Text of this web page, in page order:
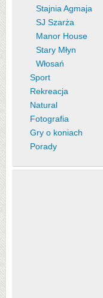
Stajnia Agmaja
SJ Szarża
Manor House
Stary Młyn
Włosań
Sport
Rekreacja
Natural
Fotografia
Gry o koniach
Porady